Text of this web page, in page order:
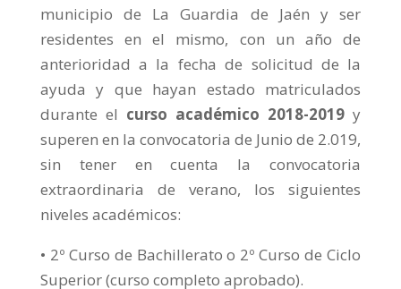
municipio de La Guardia de Jaén y ser
residentes en el mismo, con un año de
anterioridad a la fecha de solicitud de la
ayuda y que hayan estado matriculados
durante el curso académico 2018-2019 y
superen en la convocatoria de Junio de 2.019,
sin tener en cuenta la convocatoria
extraordinaria de verano, los siguientes
niveles académicos:
• 2º Curso de Bachillerato o 2º Curso de Ciclo
Superior (curso completo aprobado).